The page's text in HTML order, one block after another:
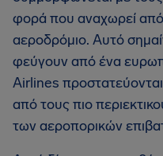
φορά που αναχωρεί
αεροδρόμιο. Αυτό
φεύγουν από ένα
Airlines
από τους πιο
των αεροπορικών